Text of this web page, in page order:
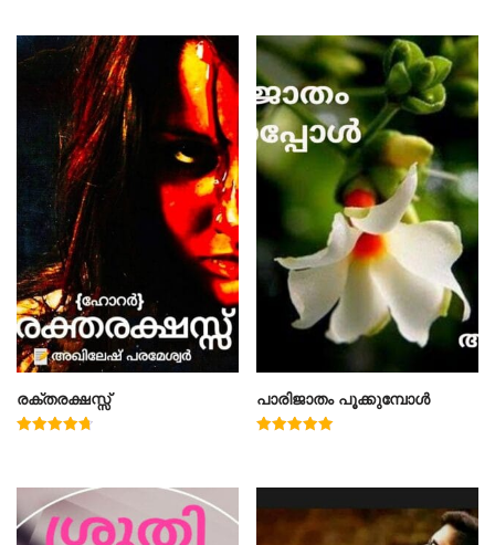
രക്തരക്ഷസ്സ് പാരിജാതം പൂക്കുമ്പോൾ